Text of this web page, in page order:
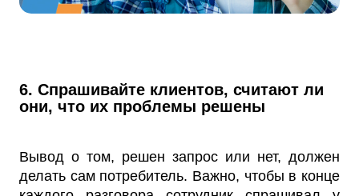
6. Спрашивайте клиентов, считают ли
они, что их проблемы решены
Вывод о том, решен запрос или нет, должен
делать сам потребитель. Важно, чтобы в конце